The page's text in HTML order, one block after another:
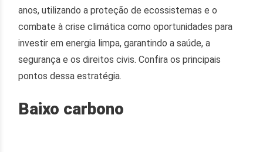
anos, utilizando a proteção de ecossistemas e o
combate à crise climática como oportunidades para
investir em energia limpa, garantindo a saúde, a
segurança e os direitos civis. Confira os principais
pontos dessa estratégia.
Baixo carbono